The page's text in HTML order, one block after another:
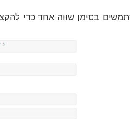
בסימן שווה אחד כדי